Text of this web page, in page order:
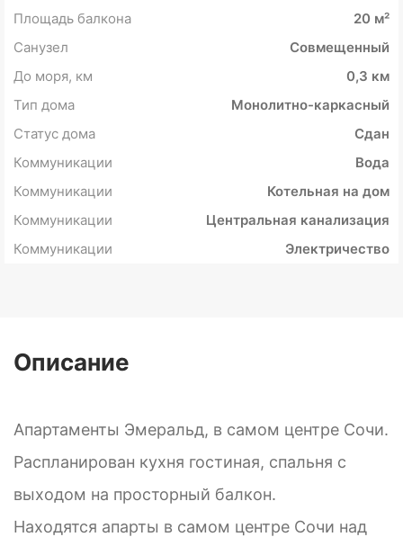
Площадь балкона
20 м²
Санузел
Совмещенный
До моря, км
0,3 км
Тип дома
Монолитно-каркасный
Статус дома
Сдан
Коммуникации
Вода
Коммуникации
Котельная на дом
Коммуникации
Центральная канализация
Коммуникации
Электричество
Описание
Апартаменты Эмеральд, в самом центре Сочи.
Распланирован кухня гостиная, спальня с
выходом на просторный балкон.
Находятся апарты в самом центре Сочи над